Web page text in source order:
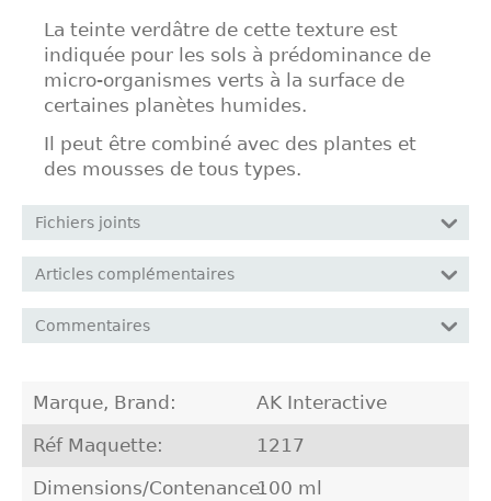
La teinte verdâtre de cette texture est
indiquée pour les sols à prédominance de
micro-organismes verts à la surface de
certaines planètes humides.
Il peut être combiné avec des plantes et
des mousses de tous types.
Fichiers joints
Articles complémentaires
Commentaires
Marque, Brand: AK Interactive
Réf Maquette: 1217
Dimensions/Contenance:100 ml